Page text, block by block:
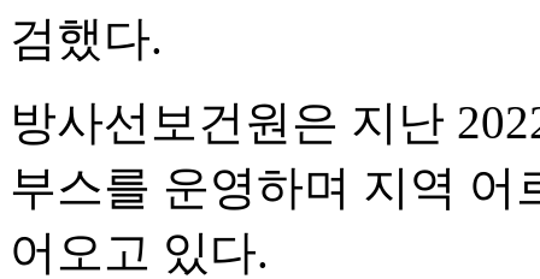
검했다.
방사선보건원은 지난
부스를 운영하며 지역 어
어오고 있다.